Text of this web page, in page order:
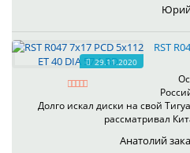
29.11.2020
RST
Долго искал диски на свой
рассматривал
Анатолий